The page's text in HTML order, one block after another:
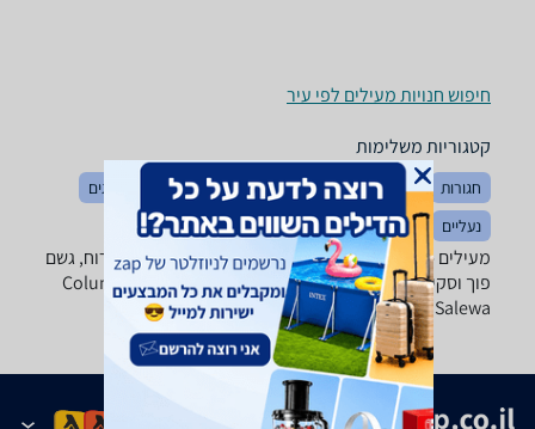
חיפוש חנויות מעילים לפי עיר
קטגוריות משלימות
חגורות הלבשה כללי כובעים מכנסיים
חולצות וסריגים
נעליים
בגדי ספורט
מעילים - ‏NextStock ‏פרווה מבחר ענק של מעילי פליז, רוח, גשם
פוך וסקי של טובי המותגים: Columbia, Marmot, The North
Face, Salewa ואחרים.